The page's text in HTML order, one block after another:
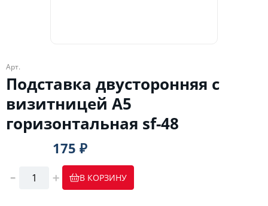
Арт.
Подставка двусторонняя с
визитницей А5
горизонтальная sf-48
175 ₽
В КОРЗИНУ